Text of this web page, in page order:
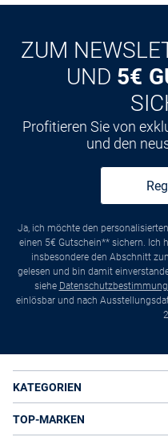
ZUM
UND 5€
Profitieren Sie von
und den
Ja, ich möchte den
einen 5€ Gutschein** sichern. Ich
insbesondere den Abschnitt
gelesen und bin damit
siehe
einlösbar und nach
KATEGORIEN
TOP-MARKEN